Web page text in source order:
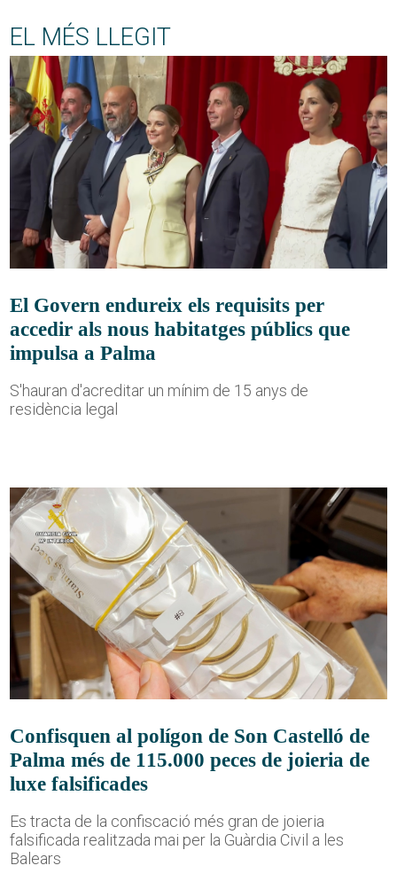
EL MÉS LLEGIT
El Govern endureix els requisits per
accedir als nous habitatges públics que
impulsa a Palma
S'hauran d'acreditar un mínim de 15 anys de
residència legal
Confisquen al polígon de Son Castelló de
Palma més de 115.000 peces de joieria de
luxe falsificades
Es tracta de la confiscació més gran de joieria
falsificada realitzada mai per la Guàrdia Civil a les
Balears